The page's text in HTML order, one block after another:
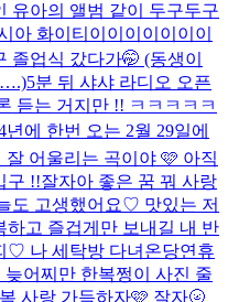
유아의 앨범 같이 두구두구
아 화이티이이이이이이이
졸업식 갔다가🤭 (동생이
5분 뒤 샤샤 라디오 오픈
듣는 거지만 !! ㅋㅋㅋㅋㅋ
년에 한번 오는 2월 29일에
잘 어울리는 곡이야 🩷 아직
구 !!잘자아 좋은 꿈 꿔 사랑
도 고생했어요♡ 맛있는 저
하고 즐겁게만 보내길 내 반
♡ 나 세탁방 다녀온당연휴
어찌만 한복쩡이 사진 줄
사랑 가득하자🩷 잘자🌝